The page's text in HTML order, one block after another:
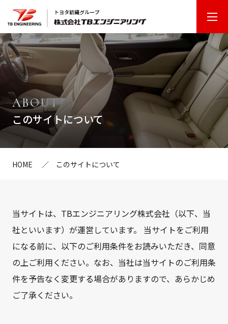
エ
ン
ア ABOUT
このサイトについて
HOME このサイトについて
当サイトは、TBエンジニアリング株式会社（以下、当
社といいます）が運営しています。 当サイトをご利用
になる前に、以下のご利用条件をお読みいただき、同意
の上ご利用ください。なお、当社は当サイトのご利用条
件を予告なく変更する場合がありますので、あらかじめ
ご了承ください。